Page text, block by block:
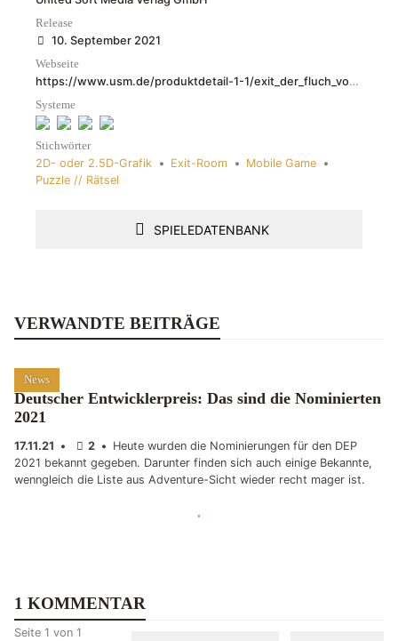
Release
10. September 2021
Webseite
https://www.usm.de/produktdetail-1-1/exit_der_fluch_von_ophir-1056/
Systeme
Stichwörter
2D- oder 2.5D-Grafik • Exit-Room • Mobile Game •
Puzzle // Rätsel
SPIELEDATENBANK
VERWANDTE BEITRÄGE
News
Deutscher Entwicklerpreis: Das sind die Nominierten
2021
17.11.21 • 2 • Heute wurden die Nominierungen für den DEP
2021 bekannt gegeben. Darunter finden sich auch einige Bekannte,
wenngleich die Liste aus Adventure-Sicht wieder recht mager ist.
1 KOMMENTAR
Seite 1 von 1